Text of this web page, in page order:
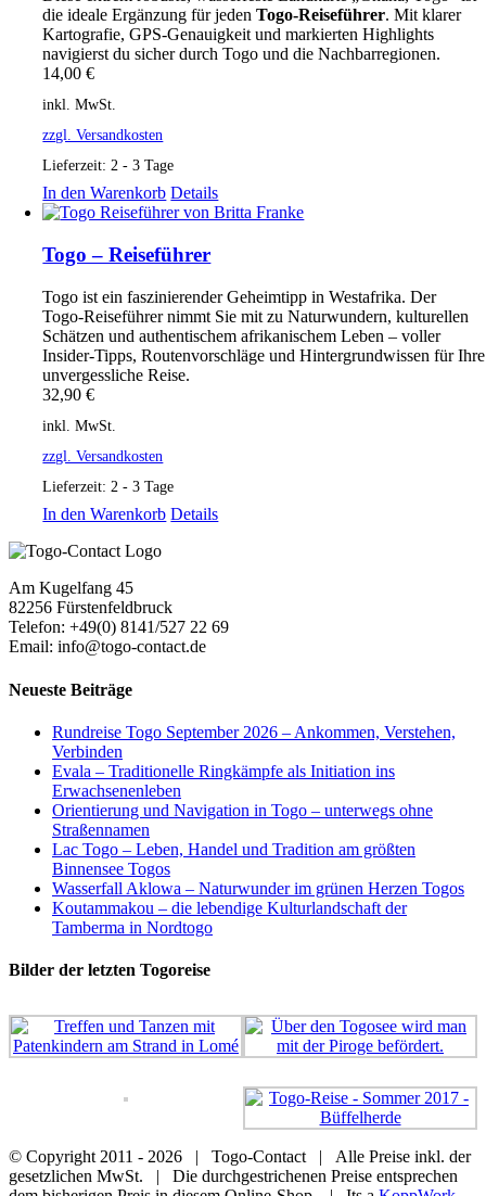
die ideale Ergänzung für jedenTogo‑Reiseführer. Mit klarer
Kartografie, GPS‑Genauigkeit und markierten Highlights
navigierst du sicher durch Togo und die Nachbarregionen.
14,00€
inkl. MwSt.
zzgl. Versandkosten
Lieferzeit:2 - 3 Tage
In den Warenkorb Details
Togo – Reiseführer
Togo ist ein faszinierender Geheimtipp in Westafrika. Der
Togo‑Reiseführer nimmt Sie mit zu Naturwundern, kulturellen
Schätzen und authentischem afrikanischem Leben – voller
Insider‑Tipps, Routenvorschläge und Hintergrundwissen für Ihre
unvergessliche Reise.
32,90€
inkl. MwSt.
zzgl. Versandkosten
Lieferzeit:2 - 3 Tage
In den Warenkorb Details
Am Kugelfang 45
82256 Fürstenfeldbruck
Telefon: +49(0) 8141/527 22 69
Email: info@togo-contact.de
Neueste Beiträge
Rundreise Togo September 2026 – Ankommen, Verstehen,
Verbinden
Evala – Traditionelle Ringkämpfe als Initiation ins
Erwachsenenleben
Orientierung und Navigation in Togo – unterwegs ohne
Straßennamen
Lac Togo – Leben, Handel und Tradition am größten
Binnensee Togos
Wasserfall Aklowa – Naturwunder im grünen Herzen Togos
Koutammakou – die lebendige Kulturlandschaft der
Tamberma in Nordtogo
Bilder der letzten Togoreise
© Copyright 2011 - 2026 | Togo-Contact | Alle Preise inkl. der
gesetzlichen MwSt. | Die durchgestrichenen Preise entsprechen